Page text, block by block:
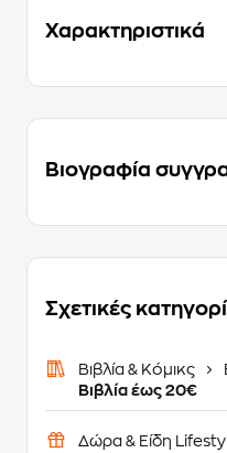
Χαρακτηριστικά
Βιογραφία
Σχετικές
Βιβλία & Κόμικς
Βιβλία έως 20€
Δώρα & Είδη